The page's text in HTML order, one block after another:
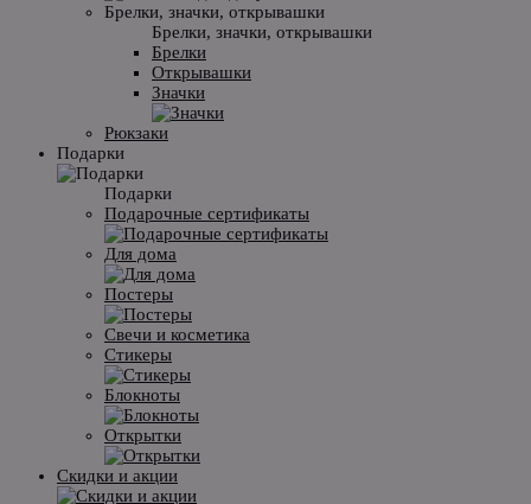
Брелки, значки, открывашки
Брелки, значки, открывашки
Брелки
Открывашки
Значки
Рюкзаки
Подарки
Подарки
Подарочные сертификаты
Для дома
Постеры
Свечи и косметика
Стикеры
Блокноты
Открытки
Скидки и акции